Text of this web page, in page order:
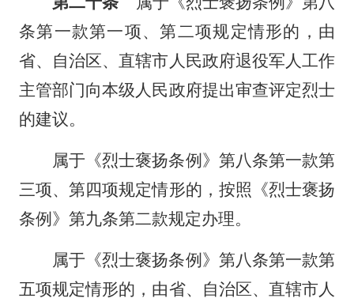
条第一款第一项、第二项规定情形的，由
省、自治区、直辖市人民政府退役军人工作
主管部门向本级人民政府提出审查评定烈士
的建议。
属于《烈士褒扬条例》第八条第一款第
三项、第四项规定情形的，按照《烈士褒扬
条例》第九条第二款规定办理。
属于《烈士褒扬条例》第八条第一款第
五项规定情形的，由省、自治区、直辖市人